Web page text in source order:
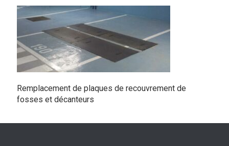
Remplacement de plaques de recouvrement de
fosses et décanteurs